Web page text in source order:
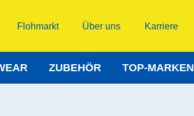
Flohmarkt Über uns Karriere
ZUBEHÖR TOP-MARKEN